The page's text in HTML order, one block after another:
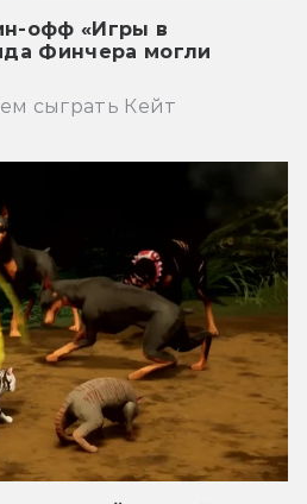
офф «Игры в
Финчера могли
сыграть Кейт